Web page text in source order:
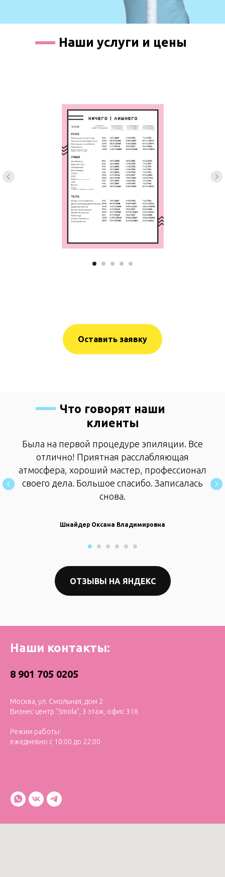
Наши услуги и цены
Оставить заявку
Что говорят наши
клиенты
Была на первой процедуре эпиляции. Все
отлично! Приятная расслабляющая
атмосфера, хороший мастер, профессионал
своего дела. Большое спасибо. Записалась
снова.
Шнайдер Оксана Владимировна
ОТЗЫВЫ НА ЯНДЕКС
Наши контакты:
8 901 705 0205
Москва, ул. Смольная, дом 2
Бизнес центр "Smola", 3 этаж, офис 318
Режим работы:
ежедневно с 10:00 до 22:00